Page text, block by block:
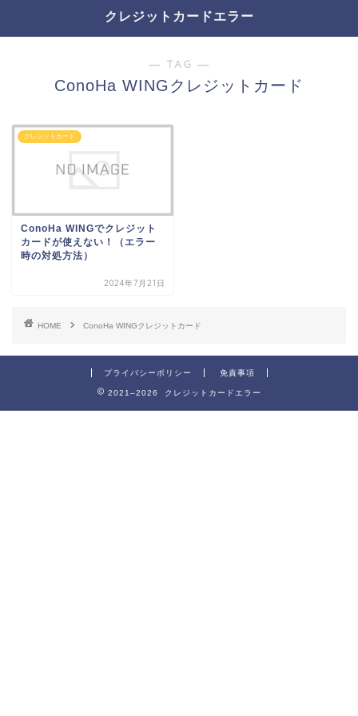
クレジットカードエラー
― TAG ―
ConoHa WINGクレジットカード
クレジットカード
ConoHa WINGでクレジット
カードが使えない！（エラー
時の対処方法）
2024年7月21日
HOME ConoHa WINGクレジットカード
プライバシーポリシー 免責事項
2021–2026 クレジットカードエラー